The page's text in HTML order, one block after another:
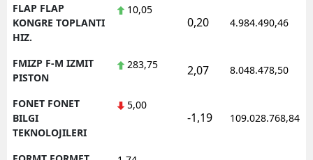
FLAP FLAP
KONGRE TOPLANTI
HIZ.
10,05
0,20 4.984.490,46
FMIZP F-M IZMIT
PISTON
283,75 2,07 8.048.478,50
FONET FONET
BILGI
TEKNOLOJILERI
5,00
-1,19 109.028.768,84